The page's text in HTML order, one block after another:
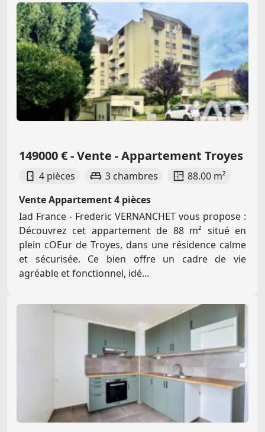
149000 € - Vente - Appartement Troyes
4 pièces 3 chambres
88.00 m²
Vente Appartement 4 pièces
Iad France - Frederic VERNANCHET vous propose :
Découvrez cet appartement de 88 m² situé en
plein cOEur de Troyes, dans une résidence calme
et sécurisée. Ce bien offre un cadre de vie
agréable et fonctionnel, idé...